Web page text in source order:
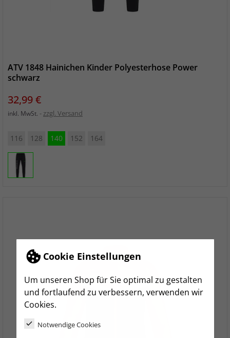
Cookie Einstellungen
Um unseren Shop für Sie optimal zu gestalten
und fortlaufend zu verbessern, verwenden wir
Cookies.
Notwendige Cookies
ATV 1848 Hainichen Kinder Polyesterhose Power
schwarz
Preis
32,99 €
inkl. MwSt. zzgl. Versand
116 128 140 152 164